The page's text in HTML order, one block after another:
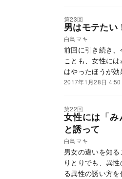
第23回
男はモテたい
白鳥マキ
前回に引き続き
ことも、女性に
はやったほうが
め方を例に見てみ
2017年1月28日 4:50
第22回
女性には「み
と誘って
白鳥マキ
男女の違いを知
りとりでも、異
る異性の誘い方を